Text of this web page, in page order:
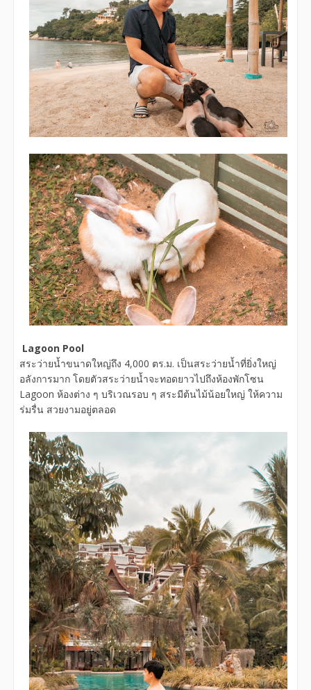
Lagoon Pool
สระว่ายน้ำขนาดใหญ่ถึง 4,000 ตร.ม. เป็นสระว่ายน้ำที่ยิ่งใหญ่
อลังการมาก โดยตัวสระว่ายน้ำจะทอดยาวไปถึงห้องพักโซน
Lagoon ห้องต่าง ๆ บริเวณรอบ ๆ สระมีต้นไม้น้อยใหญ่ ให้ความ
ร่มรื่น สวยงามอยู่ตลอด